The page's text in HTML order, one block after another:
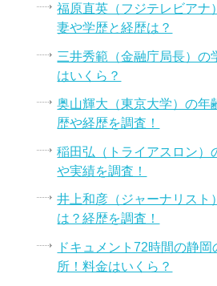
福原直英（フジテレビアナ
妻や学歴と経歴は？
三井秀範（金融庁局長）の
はいくら？
奥山輝大（東京大学）の年
歴や経歴を調査！
稲田弘（トライアスロン）
や実績を調査！
井上和彦（ジャーナリスト
は？経歴を調査！
ドキュメント72時間の静
所！料金はいくら？